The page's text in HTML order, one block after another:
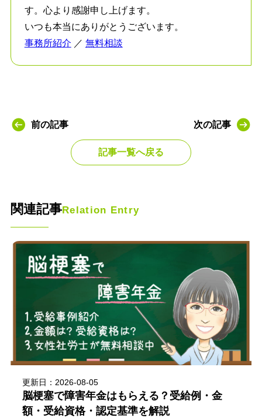
す。心より感謝申し上げます。
いつも本当にありがとうございます。
事務所紹介 ／ 無料相談
前の記事
記事一覧へ戻る
次の記事
関連記事Relation Entry
更新日：2026-08-05
脳梗塞で障害年金はもらえる？受給例・金
額・受給資格・認定基準を解説